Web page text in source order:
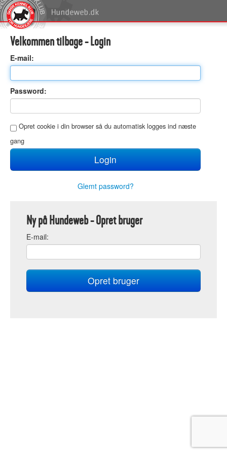
Velkommen tilbage - Login
E-mail:
Password:
Opret cookie i din browser så du automatisk logges ind næste
gang
Glemt password?
Ny på Hundeweb - Opret bruger
E-mail: